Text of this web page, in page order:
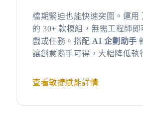
檔期緊迫也能快速突圍。運用
的 30+ 款模組，無需工程師
戲或任務。搭配 AI 企劃助手
讓創意隨手可得，大幅降低執
查看敏捷賦能詳情